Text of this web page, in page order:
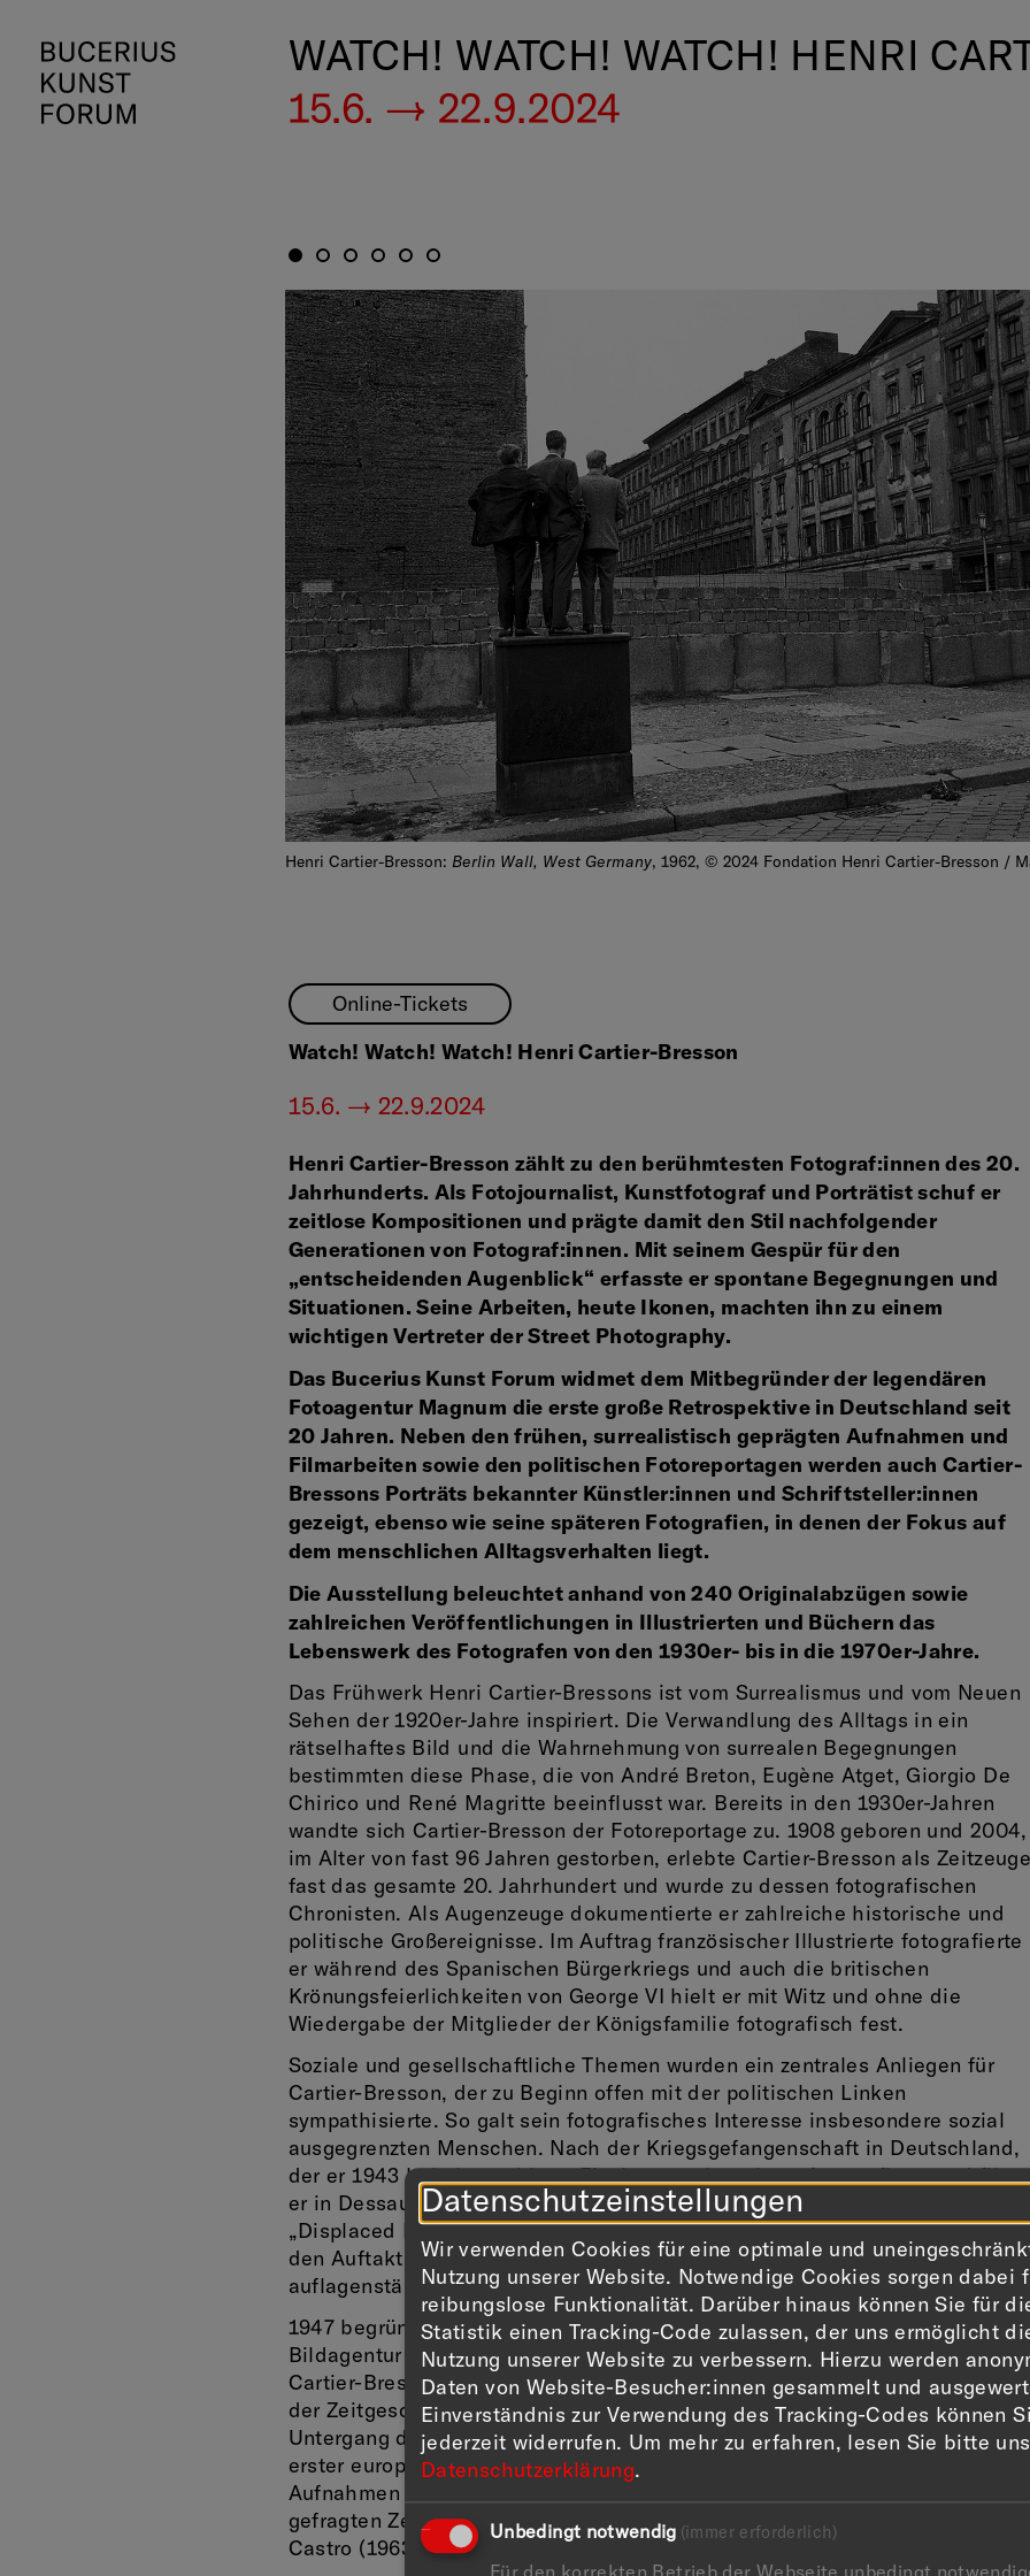
WATCH! WATCH! WATCH! HENRI
15.6. — 22.9.2024
Henri Cartier-Bresson: Berlin Wall, West Germany, 1962, © 2024 Fondation Henri Cartier-Bresson /
Online-Tickets
Watch! Watch! Watch! Henri Cartier-Bresson
15.6. — 22.9.2024
Henri Cartier-Bresson zählt zu den berühmtesten Fotograf:innen des 20.
Jahrhunderts. Als Fotojournalist, Kunstfotograf und Porträtist schuf er
zeitlose Kompositionen und prägte damit den Stil nachfolgender
Generationen von Fotograf:innen. Mit seinem Gespür für den
„entscheidenden Augenblick“ erfasste er spontane Begegnungen und
Situationen. Seine Arbeiten, heute Ikonen, machten ihn zu einem
wichtigen Vertreter der Street Photography.
Das Bucerius Kunst Forum widmet dem Mitbegründer der legendären
Fotoagentur Magnum die erste große Retrospektive in Deutschland seit
20 Jahren. Neben den frühen, surrealistisch geprägten Aufnahmen und
Filmarbeiten sowie den politischen Fotoreportagen werden auch Cartier-
Bressons Porträts bekannter Künstler:innen und Schriftsteller:innen
gezeigt, ebenso wie seine späteren Fotografien, in denen der Fokus auf
dem menschlichen Alltagsverhalten liegt.
Die Ausstellung beleuchtet anhand von 240 Originalabzügen sowie
zahlreichen Veröffentlichungen in Illustrierten und Büchern das
Lebenswerk des Fotografen von den 1930er- bis in die 1970er-Jahre.
Das Frühwerk Henri Cartier-Bressons ist vom Surrealismus und vom Neuen
Sehen der 1920er-Jahre inspiriert. Die Verwandlung des Alltags in ein
rätselhaftes Bild und die Wahrnehmung von surrealen Begegnungen
bestimmten diese Phase, die von André Breton, Eugène Atget, Giorgio De
Chirico und René Magritte beeinflusst war. Bereits in den 1930er-Jahren
wandte sich Cartier-Bresson der Fotoreportage zu. 1908 geboren und 2004,
im Alter von fast 96 Jahren gestorben, erlebte Cartier-Bresson als
fast das gesamte 20. Jahrhundert und wurde zu dessen fotografischen
Chronisten. Als Augenzeuge dokumentierte er zahlreiche historische und
politische Großereignisse. Im Auftrag französischer Illustrierte fotografierte
er während des Spanischen Bürgerkriegs und auch die britischen
Krönungsfeierlichkeiten von George VI hielt er mit Witz und ohne die
Wiedergabe der Mitglieder der Königsfamilie fotografisch fest.
Soziale und gesellschaftliche Themen wurden ein zentrales Anliegen für
Cartier-Bresson, der zu Beginn offen mit der politischen Linken
sympathisierte. So galt sein fotografisches Interesse insbesondere sozial
ausgegrenzten Menschen. Nach der Kriegsgefangenschaft in Deutschland,
der er 1943 bei einem dritten Fluchtversuch entkam, fotografierte und
er in Dessau nach Ende des Zweiten Weltkrieges die Rückführung von
„Displaced People” in ihre Heimat. Diese bewegenden Bilder
den Auftakt zu einer beeindruckenden Laufbahn als Fotoreporter für die
auflagenstärksten Illustrierten in den USA und Europa.
1947 begründete er mit Robert Capa und anderen Fotografen die
Bildagentur Magnum, die seine Fotografien weltweit vertreiben wird.
Cartier-Bressons Fotoreportagen dokumentieren herausragende Momente
der Zeitgeschichte wie die Beisetzung Mahatma Gandhis (1948) oder den
Untergang der Herrschaft des Kuomintang-Regimes in China (1949). Als
erster europäischer Fotograf machte er 1954 nach dem Tode Stalins
Aufnahmen in der Sowjetunion. In der Ära des Kalten Krieges wurde er zum
gefragten Zeitzeugen im geteilten Berlin (1962) oder auf Kuba unter Fidel
Castro (1963).
Datenschutzeinstellungen
Wir verwenden Cookies für eine optimale und
Nutzung unserer Website. Notwendige Cookies sorgen dabei
reibungslose Funktionalität. Darüber hinaus können Sie für
Statistik einen Tracking-Code zulassen, der uns ermöglicht
Nutzung unserer Website zu verbessern. Hierzu werden
Daten von Website-Besucher:innen gesammelt und
Einverständnis zur Verwendung des Tracking-Codes können
jederzeit widerrufen. Um mehr zu erfahren, lesen Sie bitte
Datenschutzerklärung.
Unbedingt notwendig (immer erforderlich)